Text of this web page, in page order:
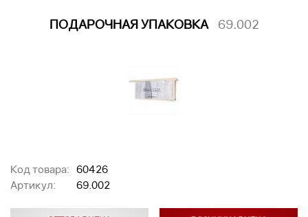
ПОДАРОЧНАЯ УПАКОВКА 69.002
Код товара:
60426
Артикул:
69.002